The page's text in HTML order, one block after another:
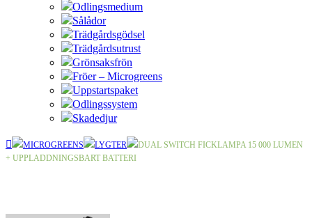
Odlingsmedium
Sålådor
Trädgårdsgödsel
Trädgårdsutrust
Grönsaksfrön
Fröer – Microgreens
Uppstartspaket
Odlingssystem
Skadedjur
MICROGREENS LYGTER
DUAL SWITCH FICKLAMPA 15 000 LUMEN
+ UPPLADDNINGSBART BATTERI